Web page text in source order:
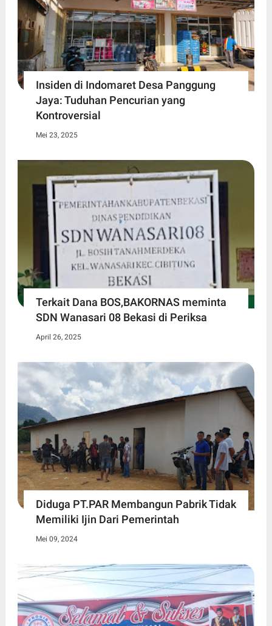
Insiden di Indomaret Desa Panggung
Jaya: Tuduhan Pencurian yang
Kontroversial
Mei 23, 2025
Terkait Dana BOS,BAKORNAS meminta
SDN Wanasari 08 Bekasi di Periksa
April 26, 2025
Diduga PT.PAR Membangun Pabrik Tidak
Memiliki Ijin Dari Pemerintah
Mei 09, 2024